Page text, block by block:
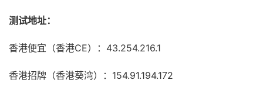
测试地址：
香港便宜（香港CE）：43.254.216.1
香港招牌（香港葵湾）：154.91.194.172